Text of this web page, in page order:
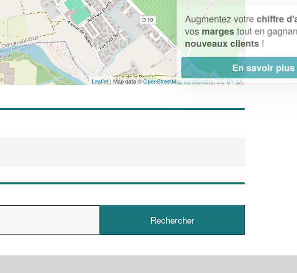
Leaflet| Map data ©OpenStreetMap contributors,CC-BY-SA
Augmentez votrechiffre d'affaireset
vosmarges
tout en gagnant de
nouveaux clients!
En savoir plus